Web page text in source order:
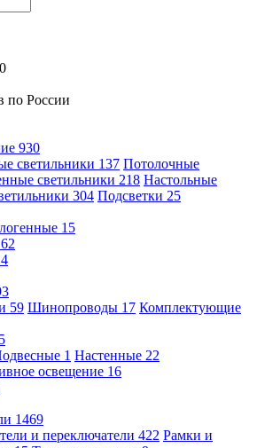
по России
930
светильники 137 Потолочные
светильники 218 Настольные
304 Подсветки 25
15
62
4
59 Шинопроводы 17 Комплектующие
1 Настенные 22
освещение 16
1469
и переключатели 422 Рамки и